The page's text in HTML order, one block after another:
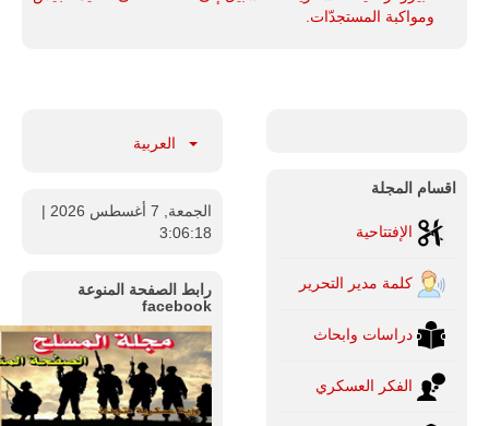
ومواكبة المستجدّات.
اقسام المجلة
الإفتتاحية
كلمة مدير التحرير
دراسات وابحاث
الفكر العسكري
العربية
الجمعة, 7 أغسطس 2026
|
3:06:19
رابط الصفحة المنوعة
facebook